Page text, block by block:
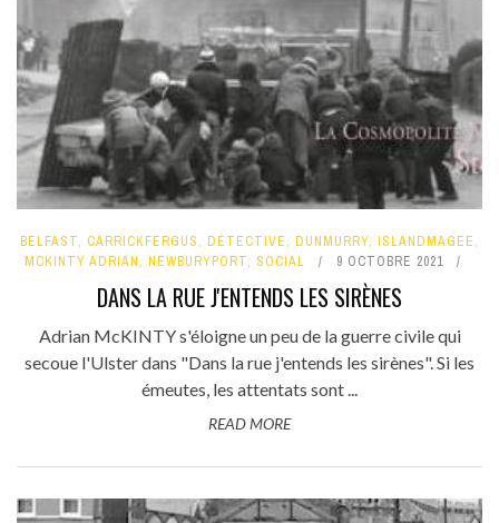
BELFAST, CARRICKFERGUS, DÉTECTIVE, DUNMURRY, ISLANDMAGEE,
MCKINTY ADRIAN, NEWBURYPORT, SOCIAL 9 OCTOBRE 2021
DANS LA RUE J'ENTENDS LES SIRÈNES
Adrian McKINTY s'éloigne un peu de la guerre civile qui
secoue l'Ulster dans "Dans la rue j'entends les sirènes". Si les
émeutes, les attentats sont ...
READ MORE